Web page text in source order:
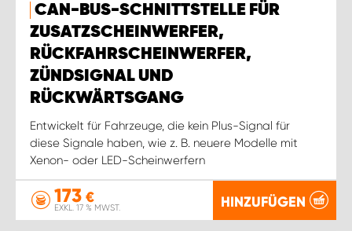
CAN-BUS-SCHNITTSTELLE FÜR
ZUSATZSCHEINWERFER,
RÜCKFAHRSCHEINWERFER,
ZÜNDSIGNAL UND
RÜCKWÄRTSGANG
Entwickelt für Fahrzeuge, die kein Plus-Signal für
diese Signale haben, wie z. B. neuere Modelle mit
Xenon- oder LED-Scheinwerfern
173 €
EXKL. 17 % MWST. HINZUFÜGEN